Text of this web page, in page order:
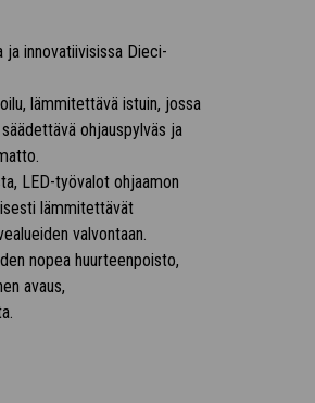
ja innovatiivisissa Dieci-
lämmitettävä istuin, jossa
ohjauspylväs ja
LED-työvalot ohjaamon
lämmitettävät
valvontaan.
nopea huurteenpoisto,
avaus,